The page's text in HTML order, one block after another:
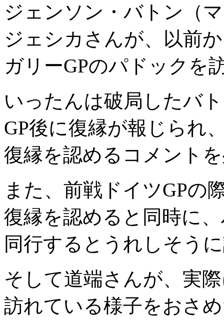
ジェンソン・バトン（
ジェシカさんが、以前
ガリーGPのパドックを
いったんは破局したバ
GP後に復縁が報じられ
復縁を認めるコメント
また、前戦ドイツGPの
復縁を認めると同時に
同行するとうれしそう
そして道端さんが、実
訪れている様子をおさ